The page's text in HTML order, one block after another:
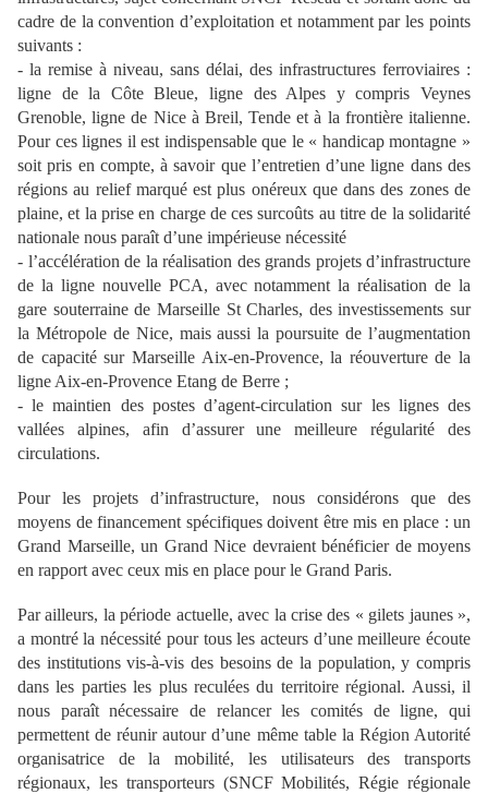
cadre de la convention d’exploitation et notamment par les points
suivants :
- la remise à niveau, sans délai, des infrastructures ferroviaires :
ligne de la Côte Bleue, ligne des Alpes y compris Veynes
Grenoble, ligne de Nice à Breil, Tende et à la frontière italienne.
Pour ces lignes il est indispensable que le « handicap montagne »
soit pris en compte, à savoir que l’entretien d’une ligne dans des
régions au relief marqué est plus onéreux que dans des zones de
plaine, et la prise en charge de ces surcoûts au titre de la solidarité
nationale nous paraît d’une impérieuse nécessité
- l’accélération de la réalisation des grands projets d’infrastructure
de la ligne nouvelle PCA, avec notamment la réalisation de la
gare souterraine de Marseille St Charles, des investissements sur
la Métropole de Nice, mais aussi la poursuite de l’augmentation
de capacité sur Marseille Aix-en-Provence, la réouverture de la
ligne Aix-en-Provence Etang de Berre ;
- le maintien des postes d’agent-circulation sur les lignes des
vallées alpines, afin d’assurer une meilleure régularité des
circulations.
Pour les projets d’infrastructure, nous considérons que des
moyens de financement spécifiques doivent être mis en place : un
Grand Marseille, un Grand Nice devraient bénéficier de moyens
en rapport avec ceux mis en place pour le Grand Paris.
Par ailleurs, la période actuelle, avec la crise des « gilets jaunes »,
a montré la nécessité pour tous les acteurs d’une meilleure écoute
des institutions vis-à-vis des besoins de la population, y compris
dans les parties les plus reculées du territoire régional. Aussi, il
nous paraît nécessaire de relancer les comités de ligne, qui
permettent de réunir autour d’une même table la Région Autorité
organisatrice de la mobilité, les utilisateurs des transports
régionaux, les transporteurs (SNCF Mobilités, Régie régionale